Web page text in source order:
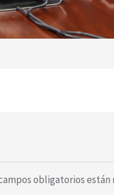
obligatorios están